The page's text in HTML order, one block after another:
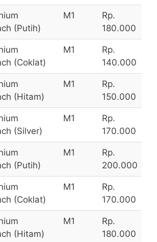
(Putih)
M1
Rp.
180.000
(Coklat)
M1
Rp.
140.000
(Hitam)
M1
Rp.
150.000
(Silver)
M1
Rp.
170.000
(Putih)
M1
Rp.
200.000
(Coklat)
M1
Rp.
170.000
(Hitam)
M1
Rp.
180.000